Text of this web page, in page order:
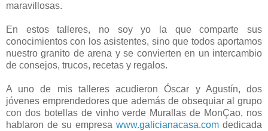
maravillosas.
En estos talleres, no soy yo la que comparte sus
conocimientos con los asistentes, sino que todos aportamos
nuestro granito de arena y se convierten en un intercambio
de consejos, trucos, recetas y regalos.
A uno de mis talleres acudieron Óscar y Agustín, dos
jóvenes emprendedores que además de obsequiar al grupo
con dos botellas de vinho verde Murallas de MonÇao, nos
hablaron de su empresa www.galicianacasa.com dedicada